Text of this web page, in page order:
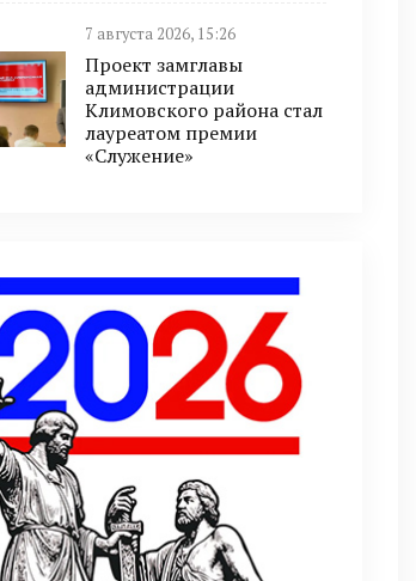
7 августа 2026, 15:26
Проект замглавы
администрации
Климовского района стал
лауреатом премии
«Служение»